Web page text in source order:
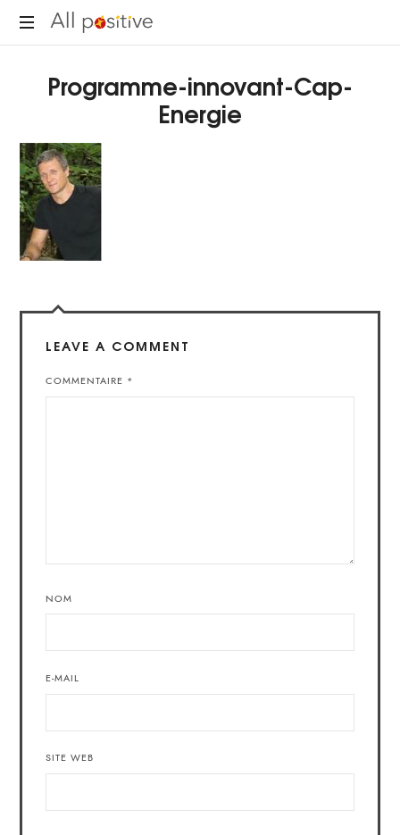
All
pour
seProgramme-innovant-Cap-
Energie
LEAVE A COMMENT
COMMENTAIRE *
NOM
E-MAIL
SITE WEB